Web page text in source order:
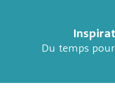
Du temps